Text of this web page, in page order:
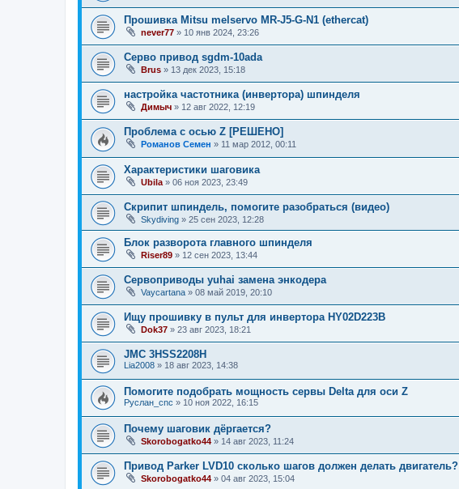
Прошивка Mitsu melservo MR-J5-G-N1 (ethercat)
never77 » 10 янв 2024, 23:26
Серво привод sgdm-10ada
Brus » 13 дек 2023, 15:18
настройка частотника (инвертора) шпинделя
Димыч » 12 авг 2022, 12:19
Проблема с осью Z [РЕШЕНО]
Романов Семен » 11 мар 2012, 00:11
Характеристики шаговика
Ubila » 06 ноя 2023, 23:49
Скрипит шпиндель, помогите разобраться (видео)
Skydiving » 25 сен 2023, 12:28
Блок разворота главного шпинделя
Riser89 » 12 сен 2023, 13:44
Сервоприводы yuhai замена энкодера
Vaycartana » 08 май 2019, 20:10
Ищу прошивку в пульт для инвертора HY02D223B
Dok37 » 23 авг 2023, 18:21
JMC 3HSS2208H
Lia2008 » 18 авг 2023, 14:38
Помогите подобрать мощность сервы Delta для оси Z
Руслан_cnc » 10 ноя 2022, 16:15
Почему шаговик дёргается?
Skorobogatko44 » 14 авг 2023, 11:24
Привод Parker LVD10 сколько шагов должен делать двигатель?
Skorobogatko44 » 04 авг 2023, 15:04